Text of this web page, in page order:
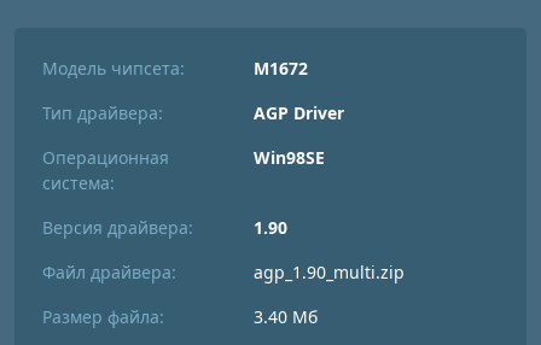
Модель чипсета:
M1672
Тип драйвера:
AGP Driver
Операционная
система:
Win98SE
Версия драйвера:
1.90
Файл драйвера:
agp_1.90_multi.zip
Размер файла:
3.40 Мб